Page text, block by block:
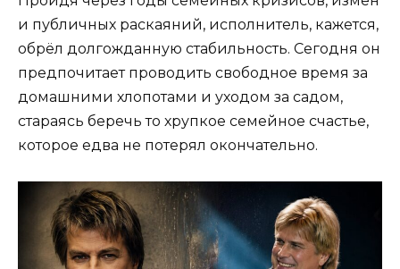
и публичных раскаяний, исполнитель, кажется,
обрёл долгожданную стабильность. Сегодня он
предпочитает проводить свободное время за
домашними хлопотами и уходом за садом,
стараясь беречь то хрупкое семейное счастье,
которое едва не потерял окончательно.